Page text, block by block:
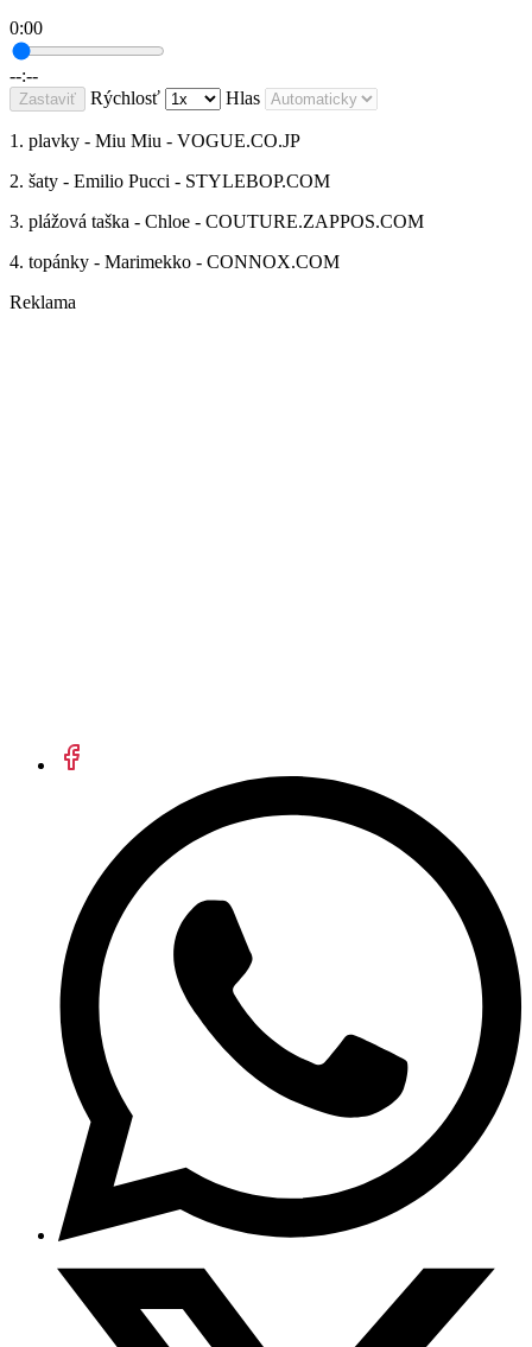
0:00
--:--
Zastaviť Rýchlosť Hlas
1. plavky - Miu Miu - VOGUE.CO.JP
2. šaty - Emilio Pucci - STYLEBOP.COM
3. plážová taška - Chloe - COUTURE.ZAPPOS.COM
4. topánky - Marimekko - CONNOX.COM
Reklama